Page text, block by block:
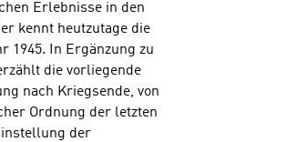
Erlebnisse in den
kennt heutzutage die
1945. In Ergänzung zu
die vorliegende
nach Kriegsende, von
Ordnung der letzten
der